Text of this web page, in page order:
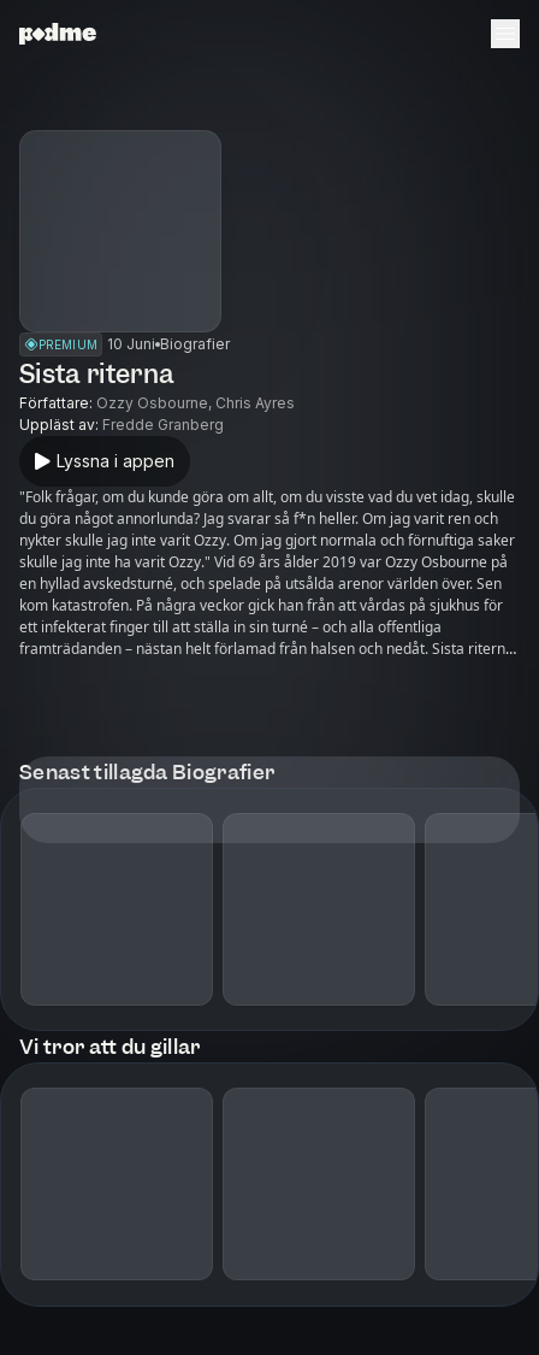
PREMIUM 10 Juni Biografier
Sista riterna
Författare: Ozzy Osbourne, Chris Ayres
Uppläst av: Fredde Granberg
Lyssna i appen
"Folk frågar, om du kunde göra om allt, om du visste vad du vet idag, skulle
du göra något annorlunda? Jag svarar så f*n heller. Om jag varit ren och
nykter skulle jag inte varit Ozzy. Om jag gjort normala och förnuftiga saker
skulle jag inte ha varit Ozzy." Vid 69 års ålder 2019 var Ozzy Osbourne på
en hyllad avskedsturné, och spelade på utsålda arenor världen över. Sen
kom katastrofen. På några veckor gick han från att vårdas på sjukhus för
ett infekterat finger till att ställa in sin turné – och alla offentliga
framträdanden – nästan helt förlamad från halsen och nedåt. Sista riterna
the Beginning i Birmingham, där Ozzy några veckor före bortgången
återförenades med bandkollegorna i Black Sabbath för sista gången. Med
folkhjälte och ikon. OZZY OSBOURNE föddes 1948 i Aston i Birmingham,
och var sångare i det legendariska metalbandet Black Sabbath. Han
Senast tillagda Biografier
Vi tror att du gillar